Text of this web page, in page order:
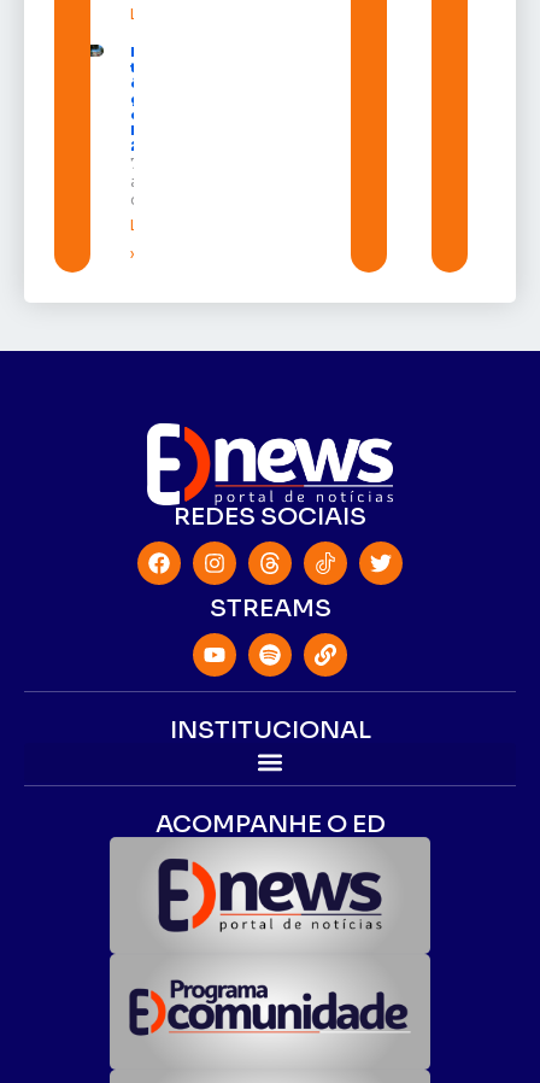
Leia mais »
Macapá
terá
ônibus
gratuitos
durante a
Expofeira
2026
7 de
agosto
de 2026
Leia mais
»
REDES SOCIAIS
STREAMS
INSTITUCIONAL
ACOMPANHE O ED